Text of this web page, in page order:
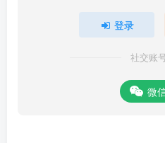
登录
社交账
微